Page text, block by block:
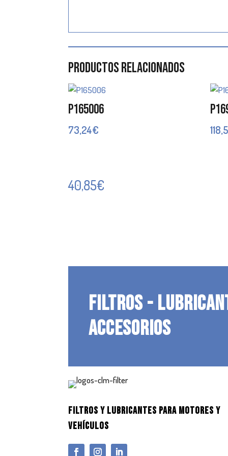
Productos relacionados
P165006
73,24€
40,85€
FILTROS -
ACCESORIOS
FILTROS Y LUBRICANTES PARA MOTORES Y
VEHÍCULOS